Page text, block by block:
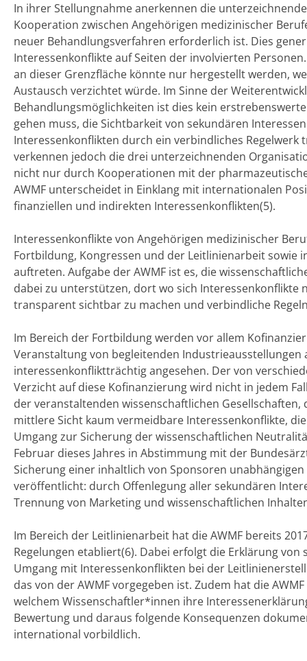
In ihrer Stellungnahme anerkennen die
Kooperation zwischen Angehörigen medizinischer
neuer Behandlungsverfahren erforderlich ist. Dies
Interessenkonflikte auf Seiten der involvierten
an dieser Grenzfläche könnte nur hergestellt werden,
Austausch verzichtet würde. Im Sinne der
Behandlungsmöglichkeiten ist dies kein
gehen muss, die Sichtbarkeit von sekundären
Interessenkonflikten durch ein verbindliches Regelwerk
verkennen jedoch die drei unterzeichnenden
nicht nur durch Kooperationen mit der
AWMF unterscheidet in Einklang mit internationalen
finanziellen und indirekten Interessenkonflikten(5).
Interessenkonflikte von Angehörigen medizinischer
Fortbildung, Kongressen und der Leitlinienarbeit sowie
auftreten. Aufgabe der AWMF ist es, die
dabei zu unterstützen, dort wo sich Interessenkonflikte
transparent sichtbar zu machen und verbindliche
Im Bereich der Fortbildung werden vor allem
Veranstaltung von begleitenden Industrieausstellungen
interessenkonfliktträchtig angesehen. Der von
Verzicht auf diese Kofinanzierung wird nicht in jedem
der veranstaltenden wissenschaftlichen
mittlere Sicht kaum vermeidbare Interessenkonflikte,
Umgang zur Sicherung der wissenschaftlichen
Februar dieses Jahres in Abstimmung mit der
Sicherung einer inhaltlich von Sponsoren
veröffentlicht: durch Offenlegung aller sekundären
Trennung von Marketing und wissenschaftlichen
Im Bereich der Leitlinienarbeit hat die AWMF bereits
Regelungen etabliert(6). Dabei erfolgt die Erklärung
Umgang mit Interessenkonflikten bei der
das von der AWMF vorgegeben ist. Zudem hat die
welchem Wissenschaftler*innen ihre
Bewertung und daraus folgende Konsequenzen
international vorbildlich.